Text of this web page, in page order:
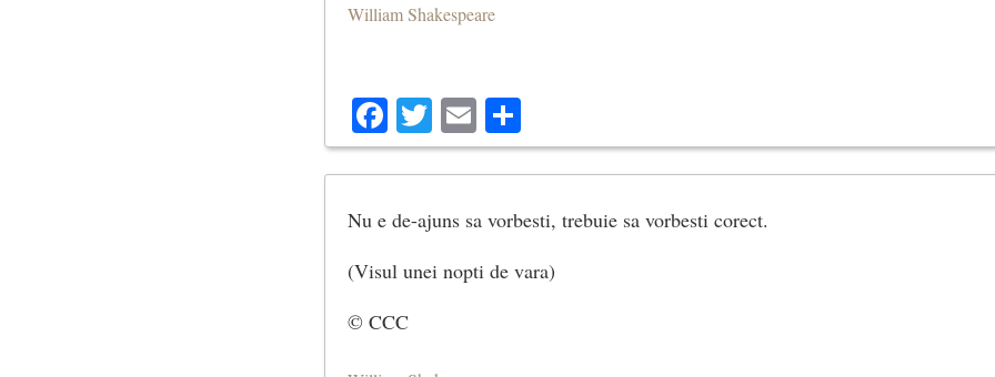
William Shakespeare
Facebook
Twitter
Email
Nu e de-ajuns sa vorbesti, trebuie sa vorbesti corect.
(Visul unei nopti de vara)
© CCC